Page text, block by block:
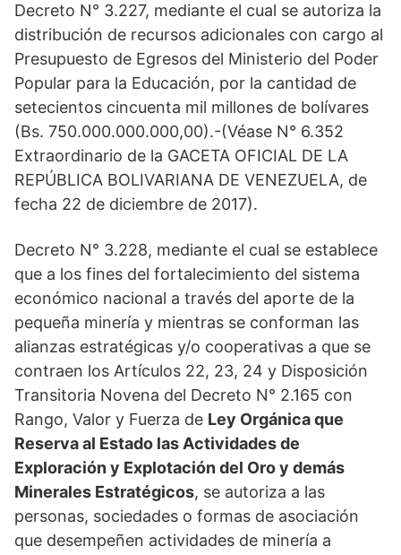
Decreto N° 3.227, mediante el cual se autoriza la
distribución de recursos adicionales con cargo al
Presupuesto de Egresos del Ministerio del Poder
Popular para la Educación, por la cantidad de
setecientos cincuenta mil millones de bolívares
(Bs. 750.000.000.000,00).-(Véase N° 6.352
Extraordinario de la GACETA OFICIAL DE LA
REPÚBLICA BOLIVARIANA DE VENEZUELA, de
fecha 22 de diciembre de 2017).
Decreto N° 3.228, mediante el cual se establece
que a los fines del fortalecimiento del sistema
económico nacional a través del aporte de la
pequeña minería y mientras se conforman las
alianzas estratégicas y/o cooperativas a que se
contraen los Artículos 22, 23, 24 y Disposición
Transitoria Novena del Decreto N° 2.165 con
Rango, Valor y Fuerza de Ley Orgánica que
Reserva al Estado las Actividades de
Exploración y Explotación del Oro y demás
Minerales Estratégicos, se autoriza a las
personas, sociedades o formas de asociación
que desempeñen actividades de minería a